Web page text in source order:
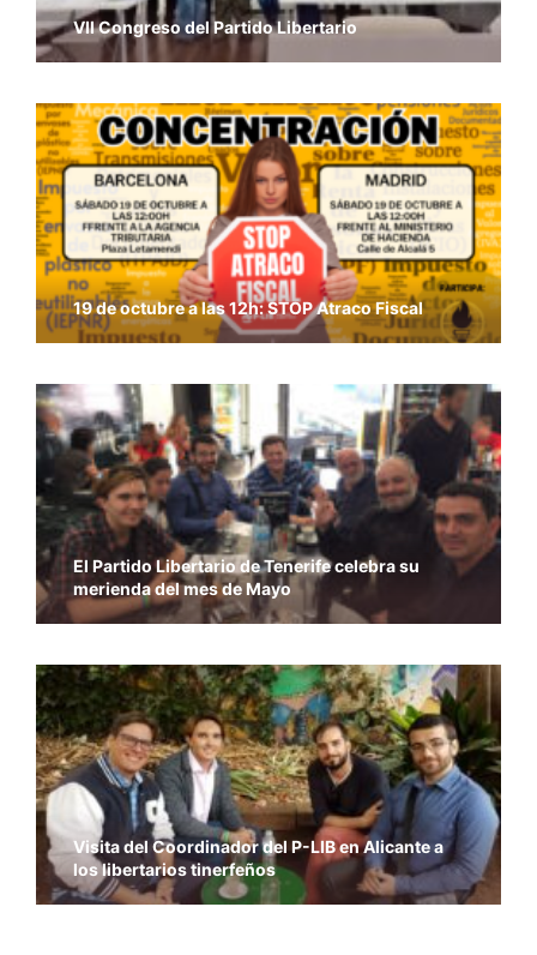
VII Congreso del Partido Libertario
19 de octubre a las 12h: STOP Atraco Fiscal
El Partido Libertario de Tenerife celebra su
merienda del mes de Mayo
Visita del Coordinador del P-LIB en Alicante a
los libertarios tinerfeños